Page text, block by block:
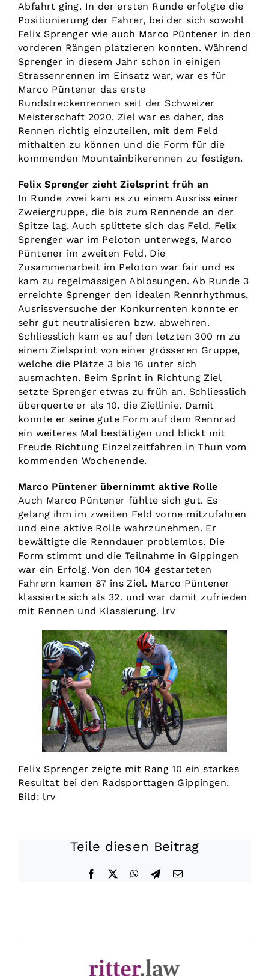
Abfahrt ging. In der ersten Runde erfolgte die
Positionierung der Fahrer, bei der sich sowohl
Felix Sprenger wie auch Marco Püntener in den
vorderen Rängen platzieren konnten. Während
Sprenger in diesem Jahr schon in einigen
Strassenrennen im Einsatz war, war es für
Marco Püntener das erste
Rundstreckenrennen seit der Schweizer
Meisterschaft 2020. Ziel war es daher, das
Rennen richtig einzuteilen, mit dem Feld
mithalten zu können und die Form für die
kommenden Mountainbikerennen zu festigen.
Felix Sprenger zieht Zielsprint früh an
In Runde zwei kam es zu einem Ausriss einer
Zweiergruppe, die bis zum Rennende an der
Spitze lag. Auch splittete sich das Feld. Felix
Sprenger war im Peloton unterwegs, Marco
Püntener im zweiten Feld. Die
Zusammenarbeit im Peloton war fair und es
kam zu regelmässigen Ablösungen. Ab Runde 3
erreichte Sprenger den idealen Rennrhythmus,
Ausrissversuche der Konkurrenten konnte er
sehr gut neutralisieren bzw. abwehren.
Schliesslich kam es auf den letzten 300 m zu
einem Zielsprint von einer grösseren Gruppe,
welche die Plätze 3 bis 16 unter sich
ausmachten. Beim Sprint in Richtung Ziel
setzte Sprenger etwas zu früh an. Schliesslich
überquerte er als 10. die Ziellinie. Damit
konnte er seine gute Form auf dem Rennrad
ein weiteres Mal bestätigen und blickt mit
Freude Richtung Einzelzeitfahren in Thun vom
kommenden Wochenende.
Marco Püntener übernimmt aktive Rolle
Auch Marco Püntener fühlte sich gut. Es
gelang ihm im zweiten Feld vorne mitzufahren
und eine aktive Rolle wahrzunehmen. Er
bewältigte die Renndauer problemlos. Die
Form stimmt und die Teilnahme in Gippingen
war ein Erfolg. Von den 104 gestarteten
Fahrern kamen 87 ins Ziel. Marco Püntener
klassierte sich als 32. und war damit zufrieden
mit Rennen und Klassierung. lrv
Felix Sprenger zeigte mit Rang 10 ein starkes
Resultat bei den Radsporttagen Gippingen.
Bild: lrv
Teile diesen Beitrag
Facebook WhatsApp
Telegram
E-
Datenschutz